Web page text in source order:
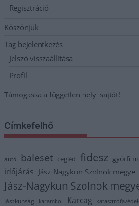
Regisztráció
Köszönjük
Tag bejelentkezés
Jelszó visszaállítása
Profil
Támogassa a független helyi sajtót!
Címkefelhő
autó baleset cegléd fidesz györfi
időjárás Jász-Nagykun-Szolnok megye
Jász-Nagykun Szolnok
Jászkunság karambol Karcag